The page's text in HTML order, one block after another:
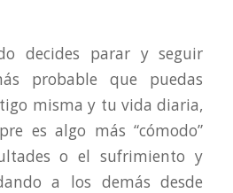
decides parar y seguir
probable que puedas
misma y tu vida diaria,
es algo más “cómodo”
o el sufrimiento y
a los demás desde